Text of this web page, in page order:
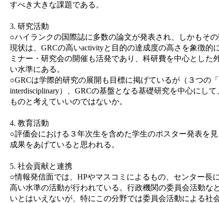
すべき大きな課題である。
3. 研究活動
○ハイランクの国際誌に多数の論文が発表され、しかもそ
現状は、GRCの高いactivityと目的の達成度の高さを象徴的
ミナー・研究会の開催も活発であり、科研費を中心とした
い水準にある。
○GRCは学際的研究の展開も目標に掲げているが（３つ
interdisciplinary）、GRCの基盤となる基礎研究を中心にし
ものと考えていいのではないか。
4. 教育活動
○評価会における３年次生を含めた学生のポスター発表を
成果をあげていると思われる。
5. 社会貢献と連携
○情報発信面では、HPやマスコミによるもの、センター長
高い水準の活動が行われている。行政機関の委員会活動な
いとはいえないが、特にこの分野では委員会活動による社